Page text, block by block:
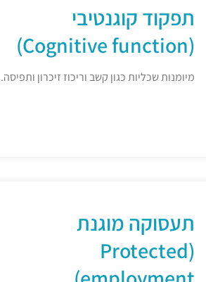
תפקוד קוגנטיבי
(Cognitive function)
מיומנות שכליות כגון קשב וריכוז זיכרון ותפיסה.
תעסוקה מוגנת
(Protected